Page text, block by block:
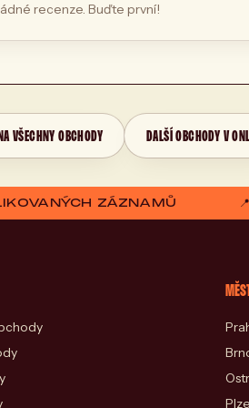
recenze. Buďte první!
VŠECHNY OBCHODY DALŠÍ OBCHODY V
ZÁZNAMŮ